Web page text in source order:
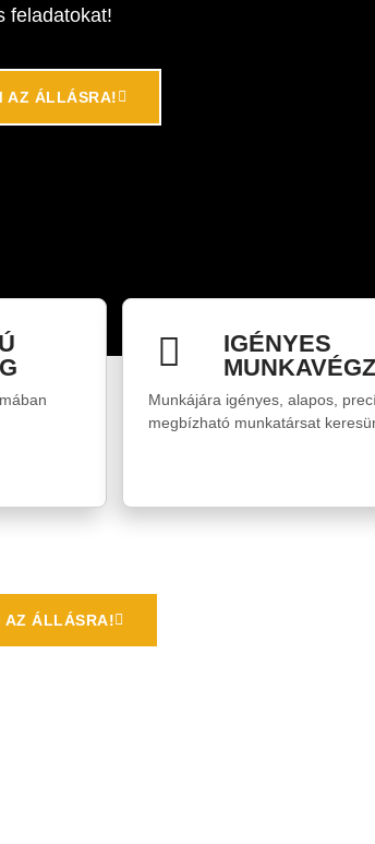
feladatokat!
AZ ÁLLÁSRA!
IGÉNYES
Munkájára igényes, alapos,
megbízható munkatársat
AZ ÁLLÁSRA!